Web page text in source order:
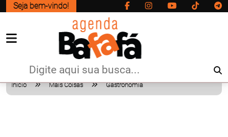
Seja bem-vindo!
Início Mais Coisas Gastronomia